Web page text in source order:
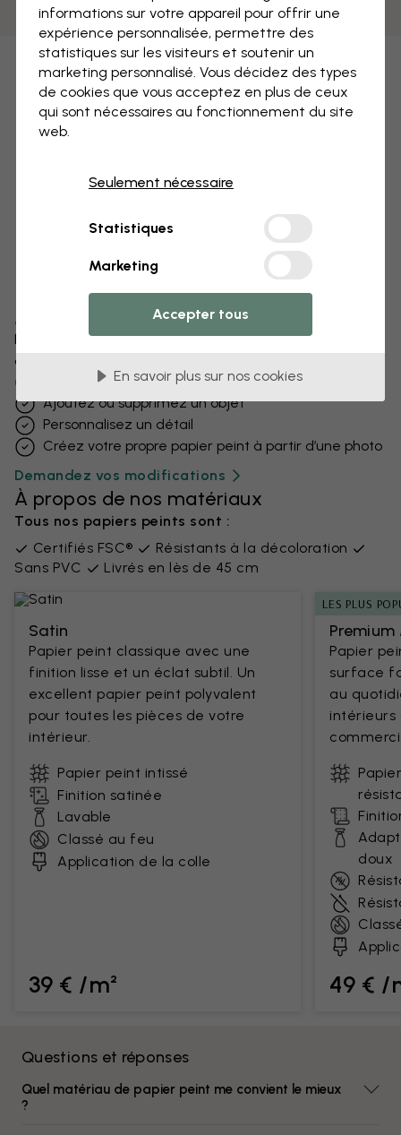
Modifiez votre papier peint
Notre équipe de conception peut modifier n’importe
quel motif pour le rendre unique.
Modifiez la taille ou les couleurs
Ajoutez ou supprimez un objet
Personnalisez un détail
Créez votre propre papier peint à partir d’une photo
Demandez vos modifications
À propos de nos matériaux
Tous nos papiers peints sont :
Certifiés FSC®
Résistants à la décoloration
Sans PVC
Livrés en lès de 45 cm
Satin
Papier peint classique avec une
finition lisse et un éclat subtil. Un
excellent papier peint polyvalent
pour toutes les pièces de votre
intérieur.
Papier peint intissé
Finition satinée
Lavable
Classé au feu
Application de la colle
39 € /m²
LES PLUS
Papier
surface
au
intérieurs
doux
49 € /
Questions et réponses
Quel matériau de papier peint me convient le mieux
?
informations sur votre appareil pour offrir une
expérience personnalisée, permettre des
statistiques sur les visiteurs et soutenir un
marketing personnalisé. Vous décidez des types
de cookies que vous acceptez en plus de ceux
qui sont nécessaires au fonctionnement du site
web.
Seulement nécessaire
Statistiques
Marketing
Accepter tous
En savoir plus sur nos cookies